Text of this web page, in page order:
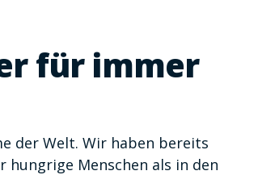
für immer
der Welt. Wir haben bereits
Menschen als in den